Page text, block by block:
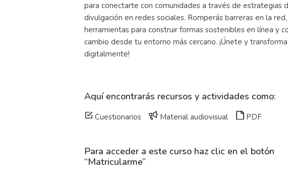
para conectarte con comunidades a través de estrategias
divulgación en redes sociales. Romperás barreras en la
herramientas para construir formas sostenibles en línea y
cambio desde tu entorno más cercano. ¡Únete y
digitalmente!
Aquí encontrarás recursos y actividades como:
Cuestionarios Material audiovisual PDF
Para acceder a este curso haz clic en el botón
“Matricularme”